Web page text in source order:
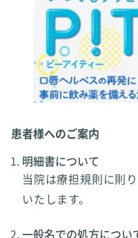
患者様へのご案内
明細書について
当院は療担規則に則
いたします。
一般名での処方につい